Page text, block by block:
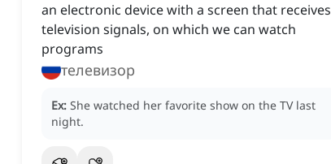
an electronic device with a screen that receives
television signals, on which we can watch
programs
телевизор
Ex: She watched her favorite show on the TV last
night.